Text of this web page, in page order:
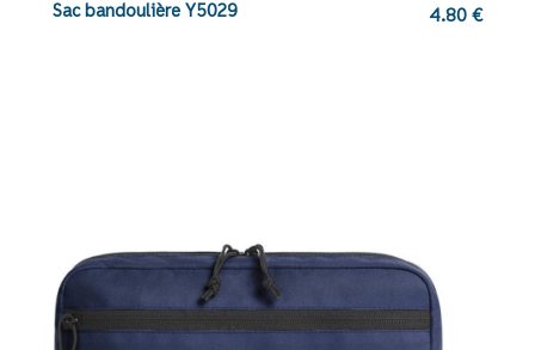
Sac bandoulière Y5029 4.80 €